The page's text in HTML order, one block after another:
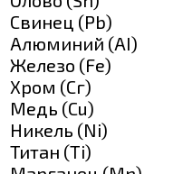
Свинец (Pb)
Алюминий (AI)
Железо (Fe)
Хром (Сг)
Медь (Cu)
Никель (Ni)
Титан (Ti)